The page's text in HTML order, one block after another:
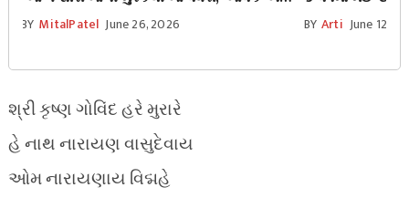
સ્વાસ્થ્યને લઈને રહેશે ભારે તણાવ
BY MitalPatel June 26, 2026
કેટલા રૂપિયા
BY Arti June 12,
શ્રી કૃષ્ણ ગોવિંદ હરે મુરારે
હે નાથ નારાયણ વાસુદેવાય
ઓમ નારાયણાય વિદ્મહે